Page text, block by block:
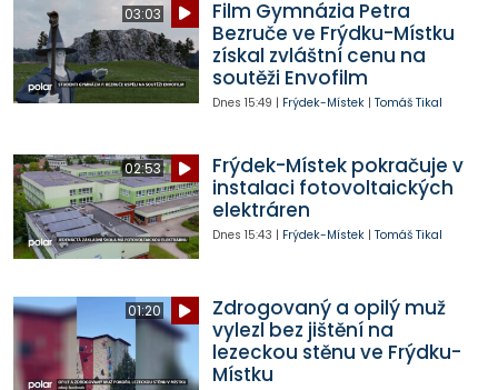
03:03
Film Gymnázia Petra
Bezruče ve Frýdku-Místku
získal zvláštní cenu na
soutěži Envofilm
Dnes 15:49 | Frýdek-Místek| Tomáš Tikal
02:53
Frýdek-Místek pokračuje v
instalaci fotovoltaických
elektráren
Dnes 15:43 | Frýdek-Místek| Tomáš Tikal
01:20
Zdrogovaný a opilý muž
vylezl bez jištění na
lezeckou stěnu ve Frýdku-
Místku